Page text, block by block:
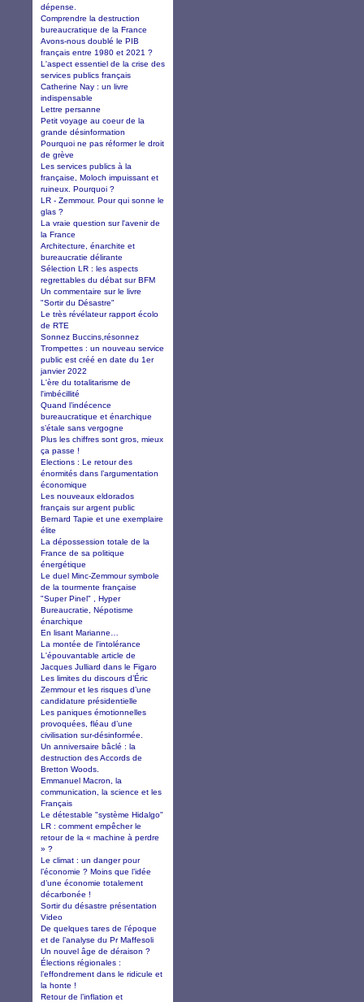
dépense.
Comprendre la destruction
bureaucratique de la France
Avons-nous doublé le PIB
français entre 1980 et 2021 ?
L'aspect essentiel de la crise des
services publics français
Catherine Nay : un livre
indispensable
Lettre persanne
Petit voyage au coeur de la
grande désinformation
Pourquoi ne pas réformer le droit
de grève
Les services publics à la
française, Moloch impuissant et
ruineux. Pourquoi ?
LR - Zemmour. Pour qui sonne le
glas ?
La vraie question sur l'avenir de
la France
Architecture, énarchite et
bureaucratie délirante
Sélection LR : les aspects
regrettables du débat sur BFM
Un commentaire sur le livre
"Sortir du Désastre"
Le très révélateur rapport écolo
de RTE
Sonnez Buccins,résonnez
Trompettes : un nouveau service
public est créé en date du 1er
janvier 2022
L'ère du totalitarisme de
l'imbécillité
Quand l’indécence
bureaucratique et énarchique
s’étale sans vergogne
Plus les chiffres sont gros, mieux
ça passe !
Elections : Le retour des
énormités dans l’argumentation
économique
Les nouveaux eldorados
français sur argent public
Bernard Tapie et une exemplaire
élite
La dépossession totale de la
France de sa politique
énergétique
Le duel Minc-Zemmour symbole
de la tourmente française
"Super Pinel" , Hyper
Bureaucratie, Népotisme
énarchique
En lisant Marianne…
La montée de l'intolérance
L'épouvantable article de
Jacques Julliard dans le Figaro
Les limites du discours d’Éric
Zemmour et les risques d’une
candidature présidentielle
Les paniques émotionnelles
provoquées, fléau d’une
civilisation sur-désinformée.
Un anniversaire bâclé : la
destruction des Accords de
Bretton Woods.
Emmanuel Macron, la
communication, la science et les
Français
Le détestable "système Hidalgo"
LR : comment empêcher le
retour de la « machine à perdre
» ?
Le climat : un danger pour
l’économie ? Moins que l’idée
d’une économie totalement
décarbonée !
Sortir du désastre présentation
Video
De quelques tares de l’époque
et de l’analyse du Pr Maffesoli
Un nouvel âge de déraison ?
Élections régionales :
l’effondrement dans le ridicule et
la honte !
Retour de l’inflation et